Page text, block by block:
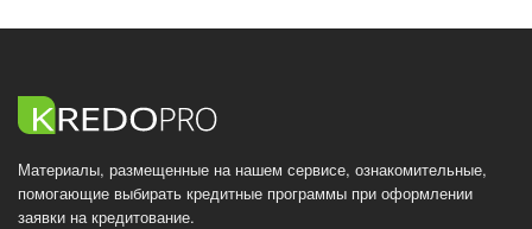
Материалы, размещенные на нашем сервисе, ознакомительные,
помогающие выбирать кредитные программы при оформлении
заявки на кредитование.